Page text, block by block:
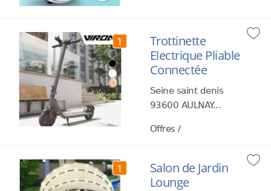
1
Trottinette
Electrique Pliable
Connectée
Seine saint denis
93600 AULNAY...
Offres /
1
Salon de Jardin
Lounge